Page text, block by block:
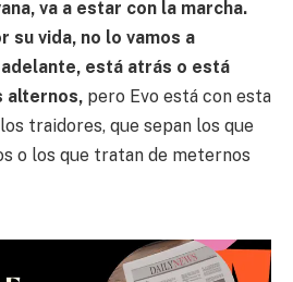
va a estar con la marcha.
su vida, no lo vamos a
está atrás o está
alternos, pero Evo está con esta
traidores, que sepan los que
o los que tratan de meternos